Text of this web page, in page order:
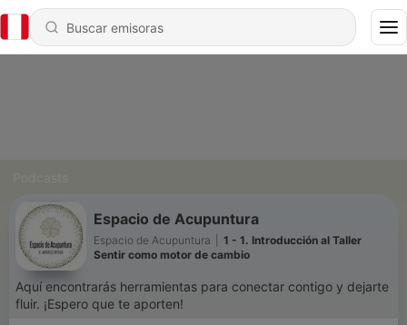
Espacio de Acupuntura
Espacio de Acupuntura
1 - 1. Introducción al Taller
Sentir como motor de cambio
Aquí encontrarás herramientas para conectar contigo y dejarte
fluir. ¡Espero que te aporten!